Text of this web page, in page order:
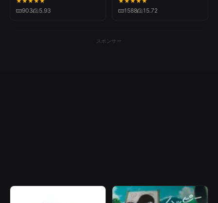
903 5.93
ミク
1588 15.72
スポンサー